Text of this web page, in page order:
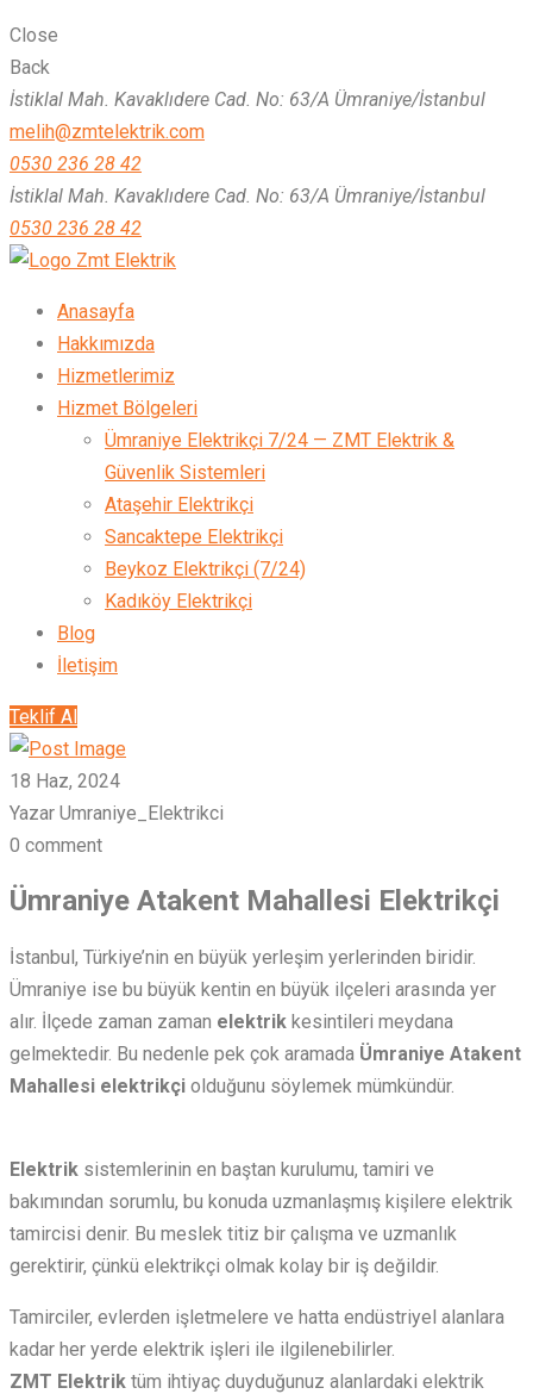
Close
Back
İstiklal Mah. Kavaklıdere Cad. No: 63/A Ümraniye/İstanbul
melih@zmtelektrik.com
0530 236 28 42
İstiklal Mah. Kavaklıdere Cad. No: 63/A Ümraniye/İstanbul
0530 236 28 42
Zmt Elektrik
Anasayfa
Hakkımızda
Hizmetlerimiz
Hizmet Bölgeleri
Ümraniye Elektrikçi 7/24 — ZMT Elektrik &
Güvenlik Sistemleri
Ataşehir Elektrikçi
Sancaktepe Elektrikçi
Beykoz Elektrikçi (7/24)
Kadıköy Elektrikçi
Blog
İletişim
Teklif Al
18 Haz, 2024
Yazar Umraniye_Elektrikci
0 comment
Ümraniye Atakent Mahallesi Elektrikçi
İstanbul, Türkiye’nin en büyük yerleşim yerlerinden biridir.
Ümraniye ise bu büyük kentin en büyük ilçeleri arasında yer
alır. İlçede zaman zaman elektrik kesintileri meydana
gelmektedir. Bu nedenle pek çok aramada Ümraniye Atakent
Mahallesi elektrikçi olduğunu söylemek mümkündür.
Elektrik sistemlerinin en baştan kurulumu, tamiri ve
bakımından sorumlu, bu konuda uzmanlaşmış kişilere elektrik
tamircisi denir. Bu meslek titiz bir çalışma ve uzmanlık
gerektirir, çünkü elektrikçi olmak kolay bir iş değildir.
Tamirciler, evlerden işletmelere ve hatta endüstriyel alanlara
kadar her yerde elektrik işleri ile ilgilenebilirler.
ZMT Elektrik tüm ihtiyaç duyduğunuz alanlardaki elektrik